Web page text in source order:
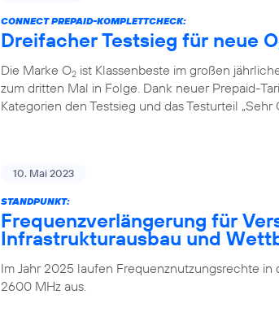
CONNECT PREPAID-KOMPLETTCHECK:
Dreifacher Testsieg für neue O
Die Marke O2 ist Klassenbeste im großen
zum dritten Mal in Folge. Dank neuer Prepaid-
Kategorien den Testsieg und das Testurteil „Sehr
10. Mai 2023
STANDPUNKT:
Frequenzverlängerung für
Infrastrukturausbau und
Im Jahr 2025 laufen Frequenznutzungsrechte
2600 MHz aus.